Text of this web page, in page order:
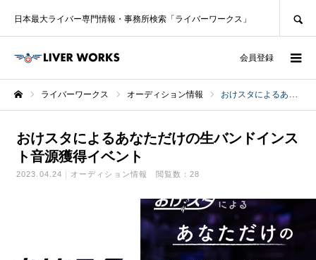
日本最大ライバー専門情報・事務所検索「ライバーワークス」
会員登録
ライバーワークス オーディション情報 おけスタによるあなただけの生バンドインスト音源獲得イベント
おけスタによるあなただけの生バンドインス
ト音源獲得イベント
2023.04.24 オーディション情報 閲覧数：28